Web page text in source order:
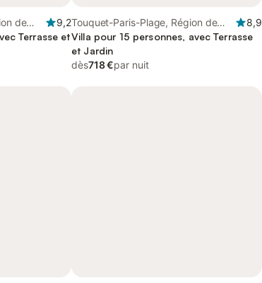
de
9,2
Terrasse et
Touquet-Paris-Plage, Région de
Montreuil
8,9
Villa pour 15 personnes, avec Terrasse
et Jardin
dès718 €par nuit